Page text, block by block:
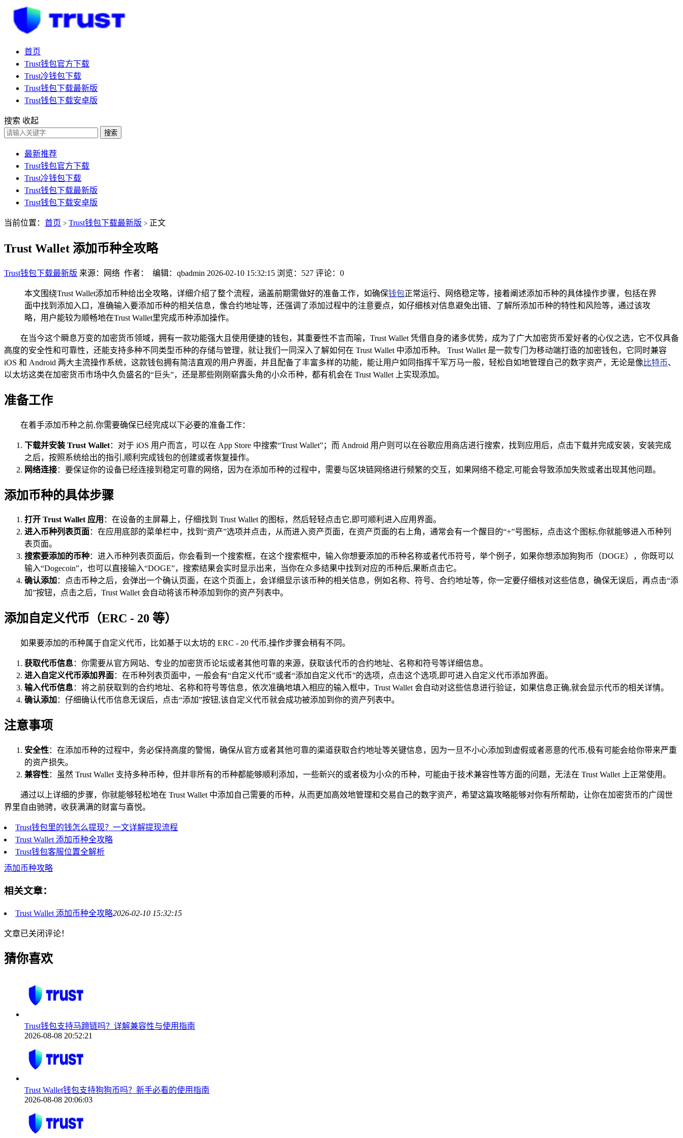
首页
Trust钱包官方下载
Trust冷钱包下载
Trust钱包下载最新版
Trust钱包下载安卓版
搜索 收起
搜索
最新推荐
Trust钱包官方下载
Trust冷钱包下载
Trust钱包下载最新版
Trust钱包下载安卓版
当前位置： 首页 > Trust钱包下载最新版 > 正文
Trust Wallet 添加币种全攻略
Trust钱包下载最新版 来源：网络 作者： 编辑：qbadmin 2026-02-10 15:32:15 浏览：527 评论：0
本文围绕Trust Wallet添加币种给出全攻略，详细介绍了整个流程，涵盖前期需做好的准备工作，如确保钱包正常运行、网络稳定等，接着阐述添加币种的具体操作步骤，包括在界
面中找到添加入口，准确输入要添加币种的相关信息，像合约地址等，还强调了添加过程中的注意要点，如仔细核对信息避免出错、了解所添加币种的特性和风险等，通过该攻
略，用户能较为顺畅地在Trust Wallet里完成币种添加操作。
在当今这个瞬息万变的加密货币领域，拥有一款功能强大且使用便捷的钱包，其重要性不言而喻，Trust Wallet 凭借自身的诸多优势，成为了广大加密货币爱好者的心仪之选，它不仅具备
高度的安全性和可靠性，还能支持多种不同类型币种的存储与管理，就让我们一同深入了解如何在 Trust Wallet 中添加币种。 Trust Wallet 是一款专门为移动端打造的加密钱包，它同时兼容
iOS 和 Android 两大主流操作系统，这款钱包拥有简洁直观的用户界面，并且配备了丰富多样的功能，能让用户如同指挥千军万马一般，轻松自如地管理自己的数字资产，无论是像 比特币、
以太坊这类在加密货币市场中久负盛名的“巨头”，还是那些刚刚崭露头角的小众币种，都有机会在 Trust Wallet 上实现添加。
准备工作
在着手添加币种之前,你需要确保已经完成以下必要的准备工作：
下载并安装 Trust Wallet：对于 iOS 用户而言，可以在 App Store 中搜索“Trust Wallet”；而 Android 用户则可以在谷歌应用商店进行搜索，找到应用后，点击下载并完成安装，安装完成
之后，按照系统给出的指引,顺利完成钱包的创建或者恢复操作。
网络连接：要保证你的设备已经连接到稳定可靠的网络，因为在添加币种的过程中，需要与区块链网络进行频繁的交互，如果网络不稳定,可能会导致添加失败或者出现其他问题。
添加币种的具体步骤
打开 Trust Wallet 应用 ：在设备的主屏幕上，仔细找到 Trust Wallet 的图标，然后轻轻点击它,即可顺利进入应用界面。
进入币种列表页面：在应用底部的菜单栏中，找到“资产”选项并点击，从而进入资产页面，在资产页面的右上角，通常会有一个醒目的“+”号图标，点击这个图标,你就能够进入币种列
表页面。
搜索要添加的币种：进入币种列表页面后，你会看到一个搜索框，在这个搜索框中，输入你想要添加的币种名称或者代币符号，举个例子，如果你想添加狗狗币（DOGE），你既可以
输入“Dogecoin”，也可以直接输入“DOGE”，搜索结果会实时显示出来，当你在众多结果中找到对应的币种后,果断点击它。
确认添加 ：点击币种之后，会弹出一个确认页面，在这个页面上，会详细显示该币种的相关信息，例如名称、符号、合约地址等，你一定要仔细核对这些信息，确保无误后，再点击“添
加”按钮，点击之后，Trust Wallet 会自动将该币种添加到你的资产列表中。
添加自定义代币（ERC - 20 等）
如果要添加的币种属于自定义代币，比如基于以太坊的 ERC - 20 代币,操作步骤会稍有不同。
获取代币信息：你需要从官方网站、专业的加密货币论坛或者其他可靠的来源，获取该代币的合约地址、名称和符号等详细信息。
进入自定义代币添加界面：在币种列表页面中，一般会有“自定义代币”或者“添加自定义代币”的选项，点击这个选项,即可进入自定义代币添加界面。
输入代币信息：将之前获取到的合约地址、名称和符号等信息，依次准确地填入相应的输入框中，Trust Wallet 会自动对这些信息进行验证，如果信息正确,就会显示代币的相关详情。
确认添加 ：仔细确认代币信息无误后，点击“添加”按钮,该自定义代币就会成功被添加到你的资产列表中。
注意事项
安全性：在添加币种的过程中，务必保持高度的警惕，确保从官方或者其他可靠的渠道获取合约地址等关键信息，因为一旦不小心添加到虚假或者恶意的代币,极有可能会给你带来严重
的资产损失。
兼容性：虽然 Trust Wallet 支持多种币种，但并非所有的币种都能够顺利添加，一些新兴的或者极为小众的币种，可能由于技术兼容性等方面的问题，无法在 Trust Wallet 上正常使用。
通过以上详细的步骤，你就能够轻松地在 Trust Wallet 中添加自己需要的币种，从而更加高效地管理和交易自己的数字资产，希望这篇攻略能够对你有所帮助，让你在加密货币的广阔世
界里自由驰骋，收获满满的财富与喜悦。
Trust钱包里的钱怎么提现？一文详解提现流程
Trust Wallet 添加币种全攻略
Trust钱包客服位置全解析
添加币种攻略
相关文章：
Trust Wallet 添加币种全攻略2026-02-10 15:32:15
文章已关闭评论！
猜你喜欢
Trust钱包支持马蹄链吗？详解兼容性与使用指南
2026-08-08 20:52:21
Trust Wallet钱包支持狗狗币吗？新手必看的使用指南
2026-08-08 20:06:03